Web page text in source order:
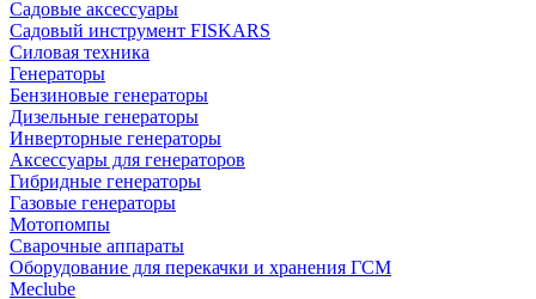
Садовые аксессуары
Садовый инструмент FISKARS
Силовая техника
Генераторы
Бензиновые генераторы
Дизельные генераторы
Инверторные генераторы
Аксессуары для генераторов
Гибридные генераторы
Газовые генераторы
Мотопомпы
Сварочные аппараты
Оборудование для перекачки и хранения ГСМ
Meclube